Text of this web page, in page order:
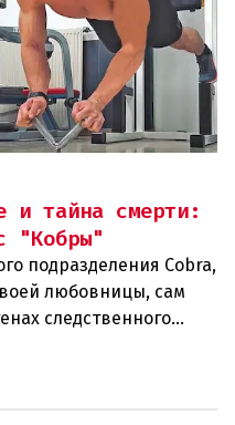
и тайна смерти:
"Кобры"
подразделения Cobra,
любовницы, сам
следственного